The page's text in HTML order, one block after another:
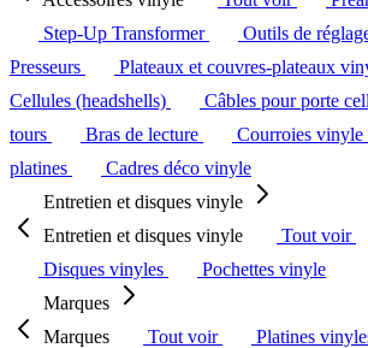
Step-Up Transformer
Outils de
Presseurs
Plateaux et couvres-plateaux
Cellules (headshells)
Câbles pour porte
tours
Bras de lecture Courroies vinyle
platines
Cadres déco vinyle
Entretien et disques vinyle
Entretien et disques vinyle
Tout voir
Disques vinyles
Pochettes vinyle
Marques
Marques
Tout voir Platines